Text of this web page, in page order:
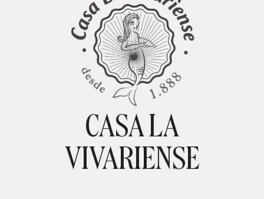
CARRITO
CASA LA
VIVARIENSE